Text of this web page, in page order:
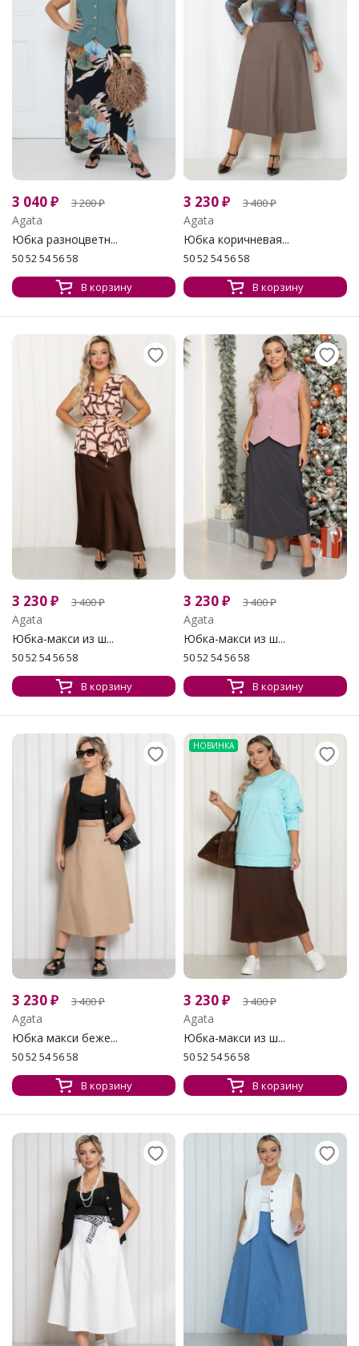
3 040₽ 3 200₽
Agata
Юбка разноцветн...
50 52 54 56 58
В корзину
3 230₽ 3 400₽
Agata
Юбка коричневая...
50 52 54 56 58
В корзину
3 230₽ 3 400₽
Agata
Юбка-макси из ш...
50 52 54 56 58
В корзину
3 230₽ 3 400₽
Agata
Юбка-макси из ш...
50 52 54 56 58
В корзину
3 230₽ 3 400₽
Agata
Юбка макси беже...
50 52 54 56 58
В корзину
НОВИНКА
3 230₽ 3 400₽
Agata
Юбка-макси из ш...
50 52 54 56 58
В корзину